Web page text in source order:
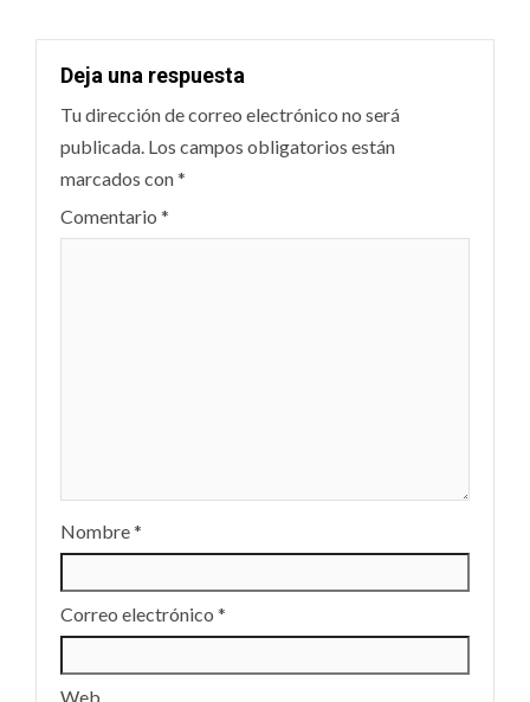
Deja una respuesta
Tu dirección de correo electrónico no será
publicada. Los campos obligatorios están
marcados con*
Comentario *
Nombre*
Correo electrónico *
Web